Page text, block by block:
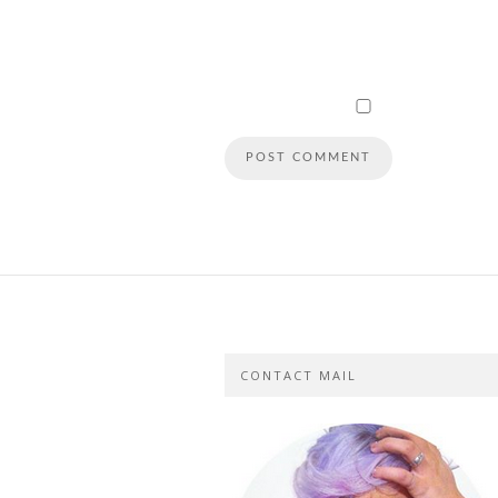
CONTACT MAIL